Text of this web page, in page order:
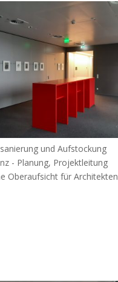
und Aufstockung
- Planung, Projektleitung
Oberaufsicht für Architekten